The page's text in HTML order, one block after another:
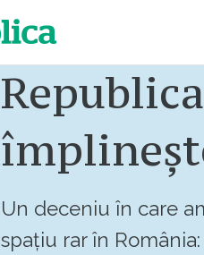
Republica
Un deceniu în care
spațiu rar în